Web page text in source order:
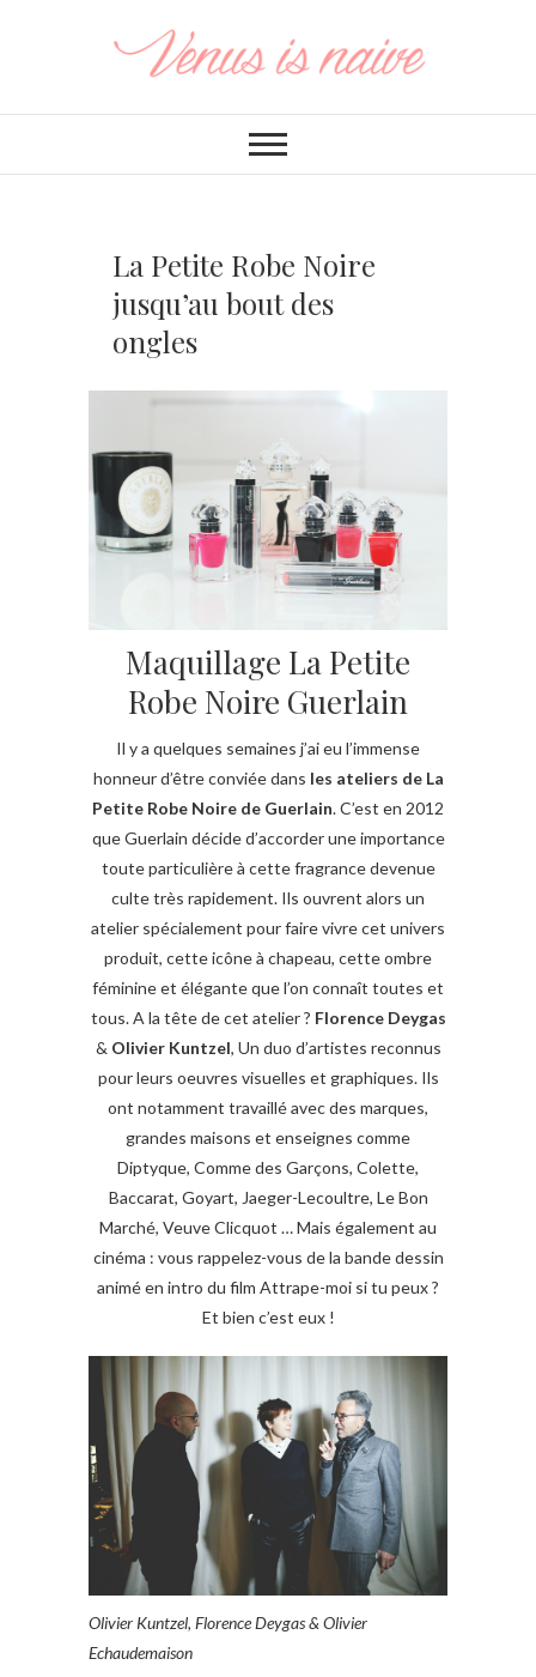
La Petite Robe Noire
jusqu’au bout des
ongles
Maquillage La Petite
Robe Noire Guerlain
Il y a quelques semaines j’ai eu l’immense
honneur d’être conviée dans les ateliers de La
Petite Robe Noire de Guerlain. C’est en 2012
que Guerlain décide d’accorder une importance
toute particulière à cette fragrance devenue
culte très rapidement. Ils ouvrent alors un
atelier spécialement pour faire vivre cet univers
produit, cette icône à chapeau, cette ombre
féminine et élégante que l’on connaît toutes et
tous. A la tête de cet atelier ? Florence Deygas
& Olivier Kuntzel, Un duo d’artistes reconnus
pour leurs oeuvres visuelles et graphiques. Ils
ont notamment travaillé avec des marques,
grandes maisons et enseignes comme
Diptyque, Comme des Garçons, Colette,
Baccarat, Goyart, Jaeger-Lecoultre, Le Bon
Marché, Veuve Clicquot … Mais également au
cinéma : vous rappelez-vous de la bande dessin
animé en intro du film Attrape-moi si tu peux ?
Et bien c’est eux !
Olivier Kuntzel, Florence Deygas & Olivier
Echaudemaison